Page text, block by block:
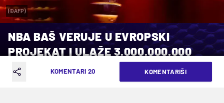
(©AFP)
NBA BAŠ VERUJE U EVROPSKI
PROJEKAT I ULAŽE 3.000.000.000
DOLARAKOMENTARI 20 KOMENTARIŠI